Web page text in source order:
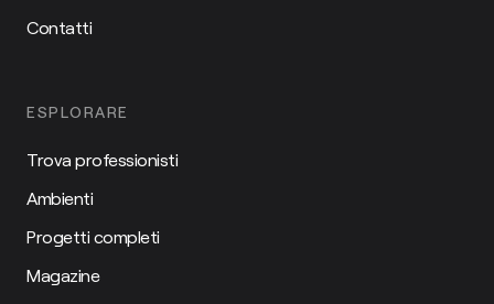
Contatti
ESPLORARE
Trova professionisti
Ambienti
Progetti completi
Magazine